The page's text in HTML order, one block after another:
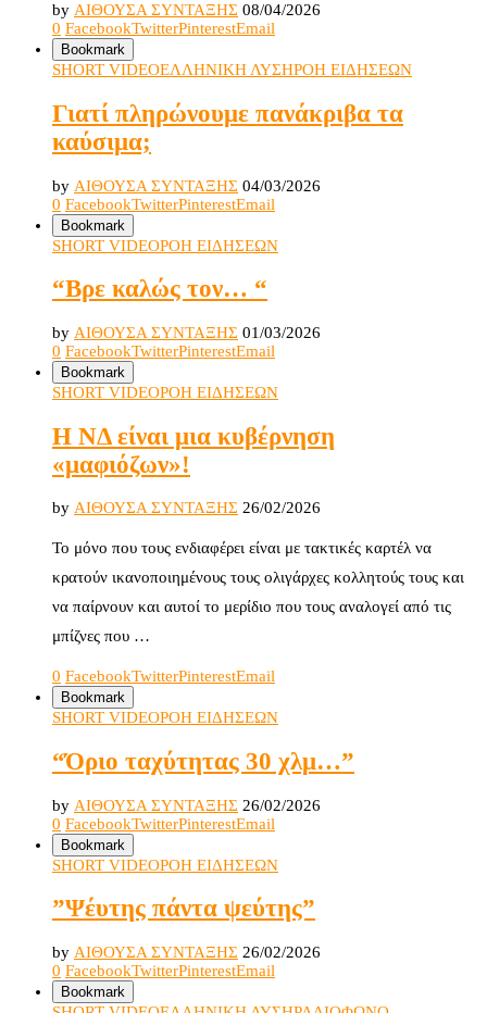
by ΑΙΘΟΥΣΑ ΣΥΝΤΑΞΗΣ 08/04/2026
0 FacebookTwitterPinterestEmail
Bookmark
SHORT VIDEOΕΛΛΗΝΙΚΗ ΛΥΣΗΡΟΗ ΕΙΔΗΣΕΩΝ
Γιατί πληρώνουμε πανάκριβα τα
καύσιμα;
by ΑΙΘΟΥΣΑ ΣΥΝΤΑΞΗΣ 04/03/2026
0 FacebookTwitterPinterestEmail
Bookmark
SHORT VIDEOΡΟΗ ΕΙΔΗΣΕΩΝ
“Βρε καλώς τον… “
by ΑΙΘΟΥΣΑ ΣΥΝΤΑΞΗΣ 01/03/2026
0 FacebookTwitterPinterestEmail
Bookmark
SHORT VIDEOΡΟΗ ΕΙΔΗΣΕΩΝ
Η ΝΔ είναι μια κυβέρνηση
«μαφιόζων»!
by ΑΙΘΟΥΣΑ ΣΥΝΤΑΞΗΣ 26/02/2026
Το μόνο που τους ενδιαφέρει είναι με τακτικές καρτέλ να
κρατούν ικανοποιημένους τους ολιγάρχες κολλητούς τους και
να παίρνουν και αυτοί το μερίδιο που τους αναλογεί από τις
μπίζνες που …
0 FacebookTwitterPinterestEmail
Bookmark
SHORT VIDEOΡΟΗ ΕΙΔΗΣΕΩΝ
“Όριο ταχύτητας 30 χλμ…”
by ΑΙΘΟΥΣΑ ΣΥΝΤΑΞΗΣ 26/02/2026
0 FacebookTwitterPinterestEmail
Bookmark
SHORT VIDEOΡΟΗ ΕΙΔΗΣΕΩΝ
”Ψέυτης πάντα ψεύτης”
by ΑΙΘΟΥΣΑ ΣΥΝΤΑΞΗΣ 26/02/2026
0 FacebookTwitterPinterestEmail
Bookmark